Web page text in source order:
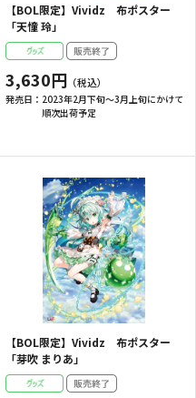
【BOL限定】Vividz 布ポスター
「天憧 玲」
3,630円
発売日： 2023年2月下旬～3月上旬にかけて
順次出荷予定
【BOL限定】Vividz 布ポスター
「芽吹 まりあ」